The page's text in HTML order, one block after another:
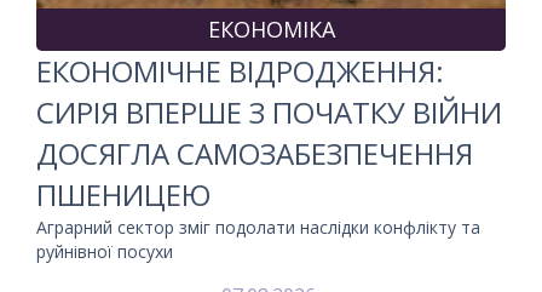
ЕКОНОМІКА
ЕКОНОМІЧНЕ ВІДРОДЖЕННЯ:
СИРІЯ ВПЕРШЕ З ПОЧАТКУ ВІЙНИ
ДОСЯГЛА САМОЗАБЕЗПЕЧЕННЯ
ПШЕНИЦЕЮ
Аграрний сектор зміг подолати наслідки конфлікту та
руйнівної посухи